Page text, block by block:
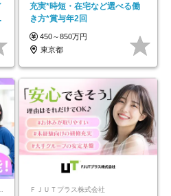
充実*時短・在宅など選べる働
き方*賞与年2回
450～850万円
東京都
ロ・ホールディングス子会社】 ＦＪＵＴプラス株式会社